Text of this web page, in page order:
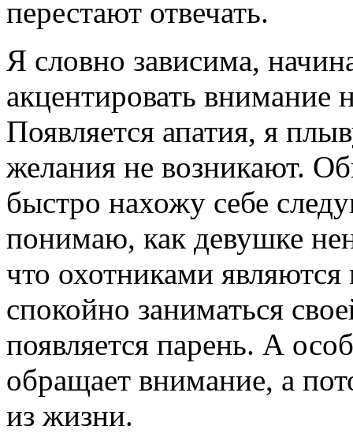
перестают отвечать.
Я словно зависима,
акцентировать внимание
Появляется апатия, я
желания не возникают.
быстро нахожу себе
понимаю, как девушке
что охотниками
спокойно заниматься
появляется парень. А
обращает внимание, а
из жизни.